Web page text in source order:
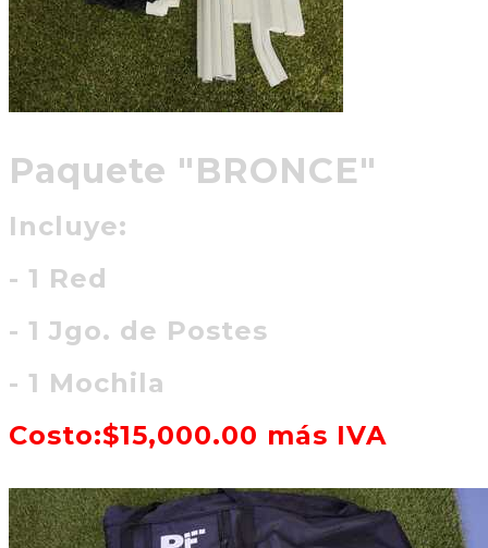
Paquete "BRONCE"
Incluye:
- 1 Red
- 1 Jgo. de Postes
- 1 Mochila
Costo:$15,000.00 más IVA